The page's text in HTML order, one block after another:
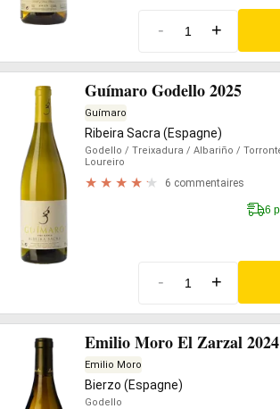
- +
Guímaro Godello 2025
Guímaro
Ribeira Sacra (Espagne)
Godello / Treixadura / Albariño /
Loureiro
6 commentaires
6
- +
Emilio Moro El Zarzal 2024
Emilio Moro
Bierzo (Espagne)
Godello